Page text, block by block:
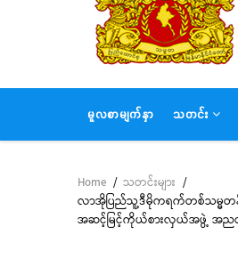
MAIN
NAVIGATION
မူလစာမျက်နှာ သတင်း
Breadcrumb
Home / သတင်းများ /
လာအိုပြည်သူ့ဒီမိုကရက်တစ်သမ္မတနိုင်
အဆင့်မြင့်ကိုယ်စားလှယ်အဖွဲ့ အညတ